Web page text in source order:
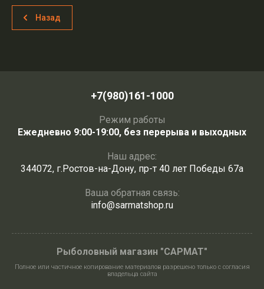
Назад
+7(980)161-1000
Режим работы
Ежедневно 9:00-19:00, без перерыва и выходных
Наш адрес:
344072, г.Ростов-на-Дону, пр-т 40 лет Победы 67а
Ваша обратная связь:
info@sarmatshop.ru
Рыболовный магазин "САРМАТ"
Полное или частичное копирование материалов разрешено только с согласия
владельца сайта